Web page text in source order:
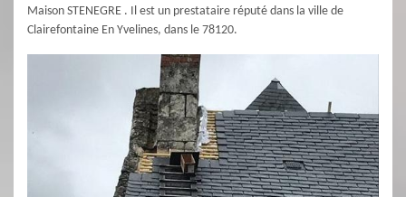
Maison STENEGRE . Il est un prestataire réputé dans la ville de
Clairefontaine En Yvelines, dans le 78120.